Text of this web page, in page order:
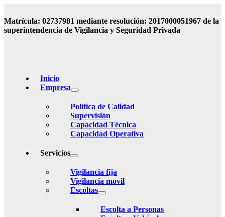
Matrícula: 02737981 mediante resolución: 2017000051967 de la
superintendencia de Vigilancia y Seguridad Privada
Inicio
Empresa
Política de Calidad
Supervisión
Capacidad Técnica
Capacidad Operativa
Servicios
Vigilancia fija
Vigilancia movil
Escoltas
Escolta a Personas